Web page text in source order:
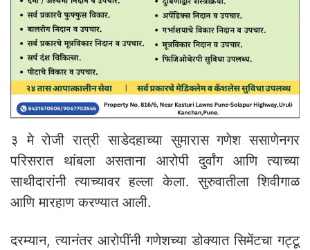
३ मे रोजी रात्री साडेदहाच्या सुमारास गणेश ससाणेनगर
परिसरात थांबला असताना आरोपी दुर्वांग आणि त्याच्या
साथीदारांनी त्याच्यावर हल्ला केला. सुरुवातीला शिवीगाळ
आणि मारहाण करण्यात आली.
दरम्यान, त्यानंतर आरोपींनी गणेशच्या डोक्यात सिमेंटचा गट्टू